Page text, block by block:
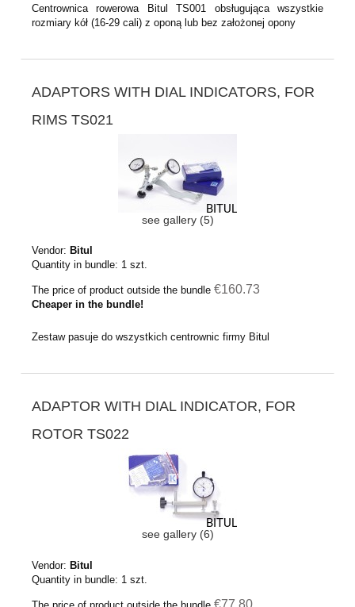
Centrownica rowerowa Bitul TS001 obsługująca wszystkie
rozmiary kół (16-29 cali) z oponą lub bez założonej opony
ADAPTORS WITH DIAL INDICATORS, FOR
RIMS TS021
see gallery (5)
Vendor: Bitul
Quantity in bundle: 1 szt.
The price of product outside the bundle €160.73
Cheaper in the bundle!
Zestaw pasuje do wszystkich centrownic firmy Bitul
ADAPTOR WITH DIAL INDICATOR, FOR
ROTOR TS022
see gallery (6)
Vendor: Bitul
Quantity in bundle: 1 szt.
€77.80